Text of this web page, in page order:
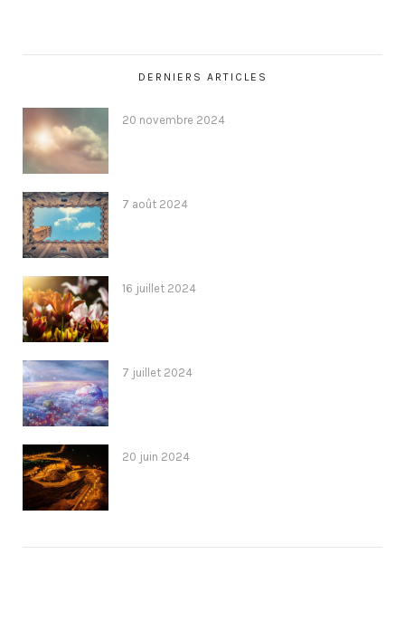
DERNIERS ARTICLES
20 novembre 2024
7 août 2024
16 juillet 2024
7 juillet 2024
20 juin 2024